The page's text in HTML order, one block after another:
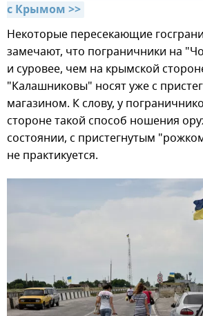
с Крымом >>
Некоторые пересекающие
замечают, что пограничники на
и суровее, чем на крымской
"Калашниковы" носят уже с
магазином. К слову, у
стороне такой способ ношения
состоянии, с пристегнутым
не практикуется.